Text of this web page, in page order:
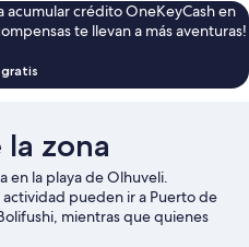
acumular crédito OneKeyCash en
te llevan a más aventuras!
zona
en la playa de Olhuveli.
pueden ir a Puerto de
mientras que quienes
del área pueden visitar Playa